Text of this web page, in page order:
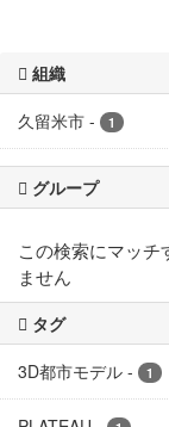
組織
久留米市 - 1
グループ
この検索にマッチ
ません
タグ
3D都市モデル - 1